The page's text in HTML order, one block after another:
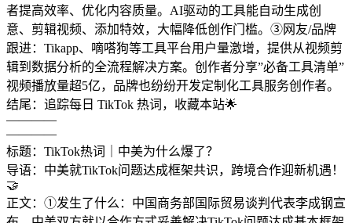
者提高效率、优化内容质量。AI驱动的工具能自动生成创
意、剪辑视频、添加特效，大幅降低创作门槛。③网友/品牌
跟进：Tikapp、嘀嗒狗等工具平台用户量激增，提供从视频剪
辑到数据分析的全流程解决方案。创作者分享”必备工具清单”
视频播放量超5亿，品牌也纷纷开发定制化工具服务创作者。
结尾：追踪每日 TikTok 热词，收藏本站🌟
————
————
标题：TikTok热词｜中美为什么爆了？
导语：中美就TikTok问题达成框架共识，跨境合作迎新机遇！
🤝
正文：①发生了什么：中国商务部国际贸易谈判代表李成钢宣